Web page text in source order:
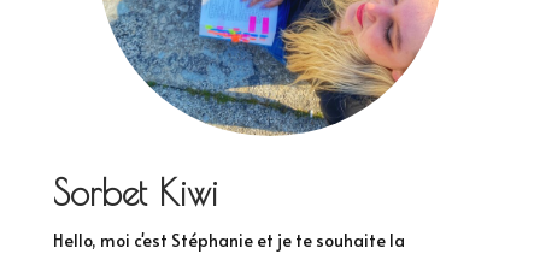
Sorbet Kiwi
Hello, moi c'est Stéphanie et je te souhaite la